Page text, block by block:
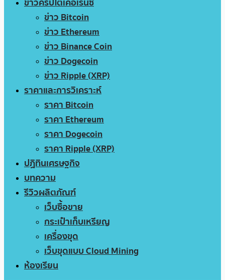
ข่าว Bitcoin
ข่าว Ethereum
ข่าว Binance Coin
ข่าว Dogecoin
ข่าว Ripple (XRP)
ราคาและการวิเคราะห์
ราคา Bitcoin
ราคา Ethereum
ราคา Dogecoin
ราคา Ripple (XRP)
ปฏิทินเศรษฐกิจ
บทความ
รีวิวผลิตภัณฑ์
เว็บซื้อขาย
กระเป๋าเก็บเหรียญ
เครื่องขุด
เว็บขุดแบบ Cloud Mining
ห้องเรียน